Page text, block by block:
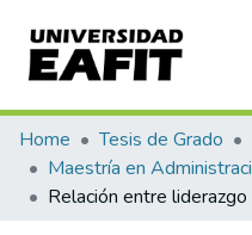
Communities & Collections
All of DSpace
Home Tesis de Grado